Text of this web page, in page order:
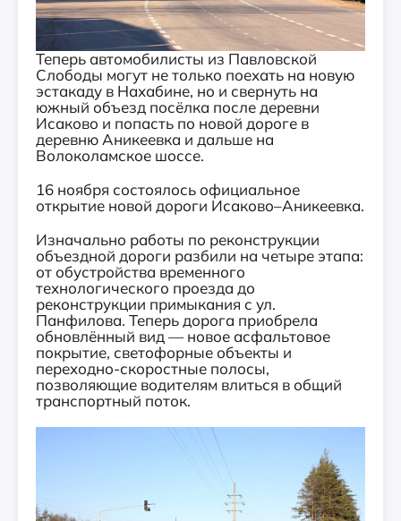
Теперь автомобилисты из Павловской
Слободы могут не только поехать на новую
эстакаду в Нахабине, но и свернуть на
южный объезд посёлка после деревни
Исаково и попасть по новой дороге в
деревню Аникеевка и дальше на
Волоколамское шоссе.
16 ноября состоялось официальное
открытие новой дороги Исаково–Аникеевка.
Изначально работы по реконструкции
объездной дороги разбили на четыре этапа:
от обустройства временного
технологического проезда до
реконструкции примыкания с ул.
Панфилова. Теперь дорога приобрела
обновлённый вид — новое асфальтовое
покрытие, светофорные объекты и
переходно-скоростные полосы,
позволяющие водителям влиться в общий
транспортный поток.